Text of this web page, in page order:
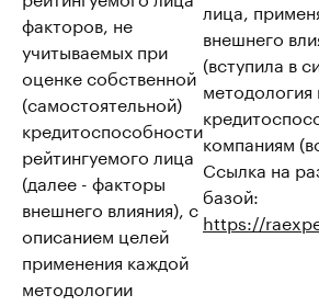
факторов, не
учитываемых при
оценке собственной
(самостоятельной)
кредитоспособности
рейтингуемого лица
(далее - факторы
внешнего влияния), с
описанием целей
применения каждой
методологии
лица,
внешнего
(вступила в
методология
компаниям
Ссылка на
базой:
https://